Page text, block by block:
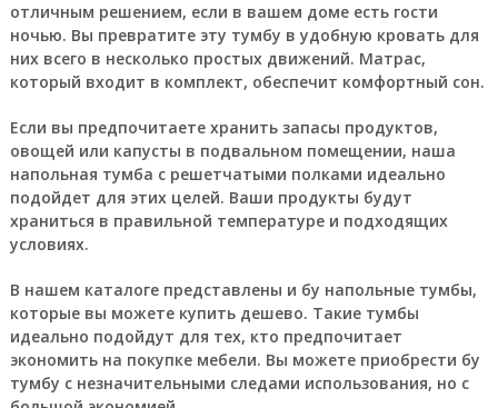
отличным решением, если в вашем доме есть гости
ночью. Вы превратите эту тумбу в удобную кровать для
них всего в несколько простых движений. Матрас,
который входит в комплект, обеспечит комфортный сон.
Если вы предпочитаете хранить запасы продуктов,
овощей или капусты в подвальном помещении, наша
напольная тумба с решетчатыми полками идеально
подойдет для этих целей. Ваши продукты будут
храниться в правильной температуре и подходящих
условиях.
В нашем каталоге представлены и бу напольные тумбы,
которые вы можете купить дешево. Такие тумбы
идеально подойдут для тех, кто предпочитает
экономить на покупке мебели. Вы можете приобрести бу
тумбу с незначительными следами использования, но с